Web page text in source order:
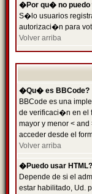
�Por qu� no puedo
S�lo usuarios
autorizaci�n para
Volver arriba
�Qu� es BBCode?
BBCode es una
de verificaci�n en el
mayor y menor <
acceder desde el
Volver arriba
�Puedo usar HTML?
Depende de si el
estar habilitado, Ud.